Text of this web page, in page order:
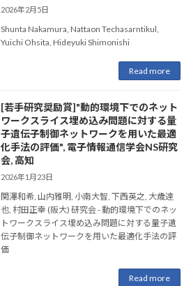
2026年2月5日
Shunta Nakamura, Nattaon Techasarntikul,
Yuichi Ohsita, Hideyuki Shimonishi
Read more
[若手研究奨励賞]"動的環境下でのネット
ワークスライス埋め込み問題に対する量
子遺伝子制御ネットワークを用いた最適
化手法の評価", 電子情報通信学会NS研究
会, 高知
2026年1月23日
関澤和希, 山内雅明, 小南大智, 下西英之, 大歳達
也, 村田正幸 (阪大) 研究会 - 動的環境下でのネッ
トワークスライス埋め込み問題に対する量子遺
伝子制御ネットワークを用いた最適化手法の評
価
Read more